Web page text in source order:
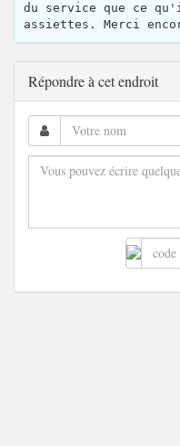
du service que ce
assiettes. Merci
Répondre à cet endroit